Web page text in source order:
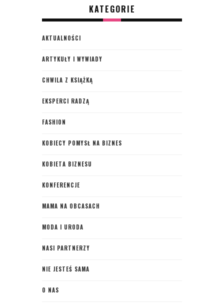
KATEGORIE
AKTUALNOŚCI
ARTYKUŁY I WYWIADY
CHWILA Z KSIĄŻKĄ
EKSPERCI RADZĄ
FASHION
KOBIECY POMYSŁ NA BIZNES
KOBIETA BIZNESU
KONFERENCJE
MAMA NA OBCASACH
MODA I URODA
NASI PARTNERZY
NIE JESTEŚ SAMA
O NAS